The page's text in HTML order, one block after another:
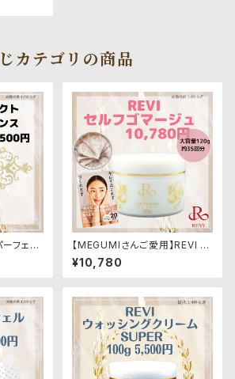
カテゴリの商品
フェク
【MEGUMIさんご愛用】REVI 天
然成分でザラつきケア★ルヴ
ィ セルフゴマージュ 120g
¥10,780